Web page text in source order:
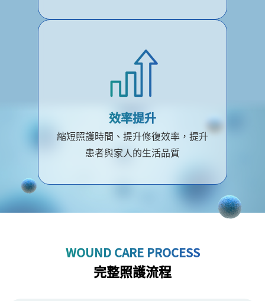
效率提升
縮短照護時間、提升修復效率，提升
患者與家人的生活品質
完整照護流程
WOUND CARE PROCESS